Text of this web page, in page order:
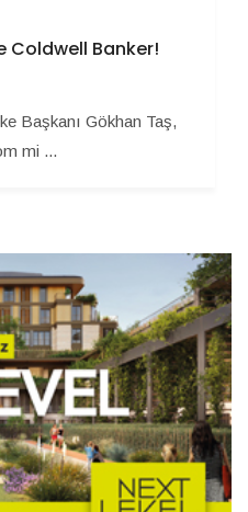
Coldwell Banker!
Başkanı Gökhan Taş,
mi ...